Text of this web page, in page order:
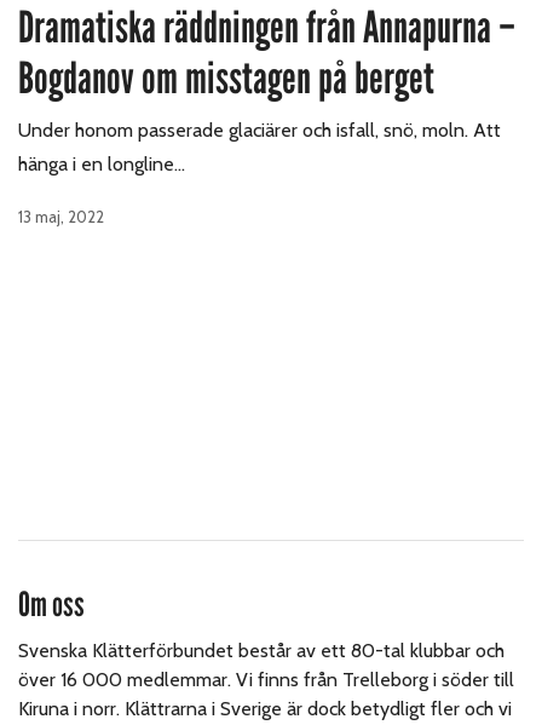
Dramatiska räddningen från Annapurna –
Bogdanov om misstagen på berget
Under honom passerade glaciärer och isfall, snö, moln. Att
hänga i en longline…
13 maj, 2022
Om oss
Svenska Klätterförbundet består av ett 80-tal klubbar och
över 16 000 medlemmar. Vi finns från Trelleborg i söder till
Kiruna i norr. Klättrarna i Sverige är dock betydligt fler och vi